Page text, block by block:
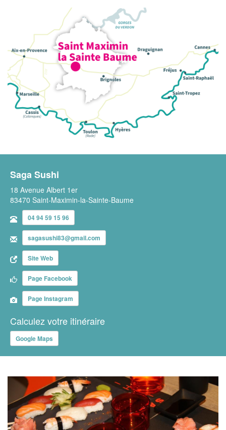
Saga Sushi
18 Avenue Albert 1er
83470 Saint-Maximin-la-Sainte-Baume
04 94 59 15 96
sagasushi83@gmail.com
Site Web
Page Facebook
Page Instagram
Calculez votre itinéraire
Google Maps